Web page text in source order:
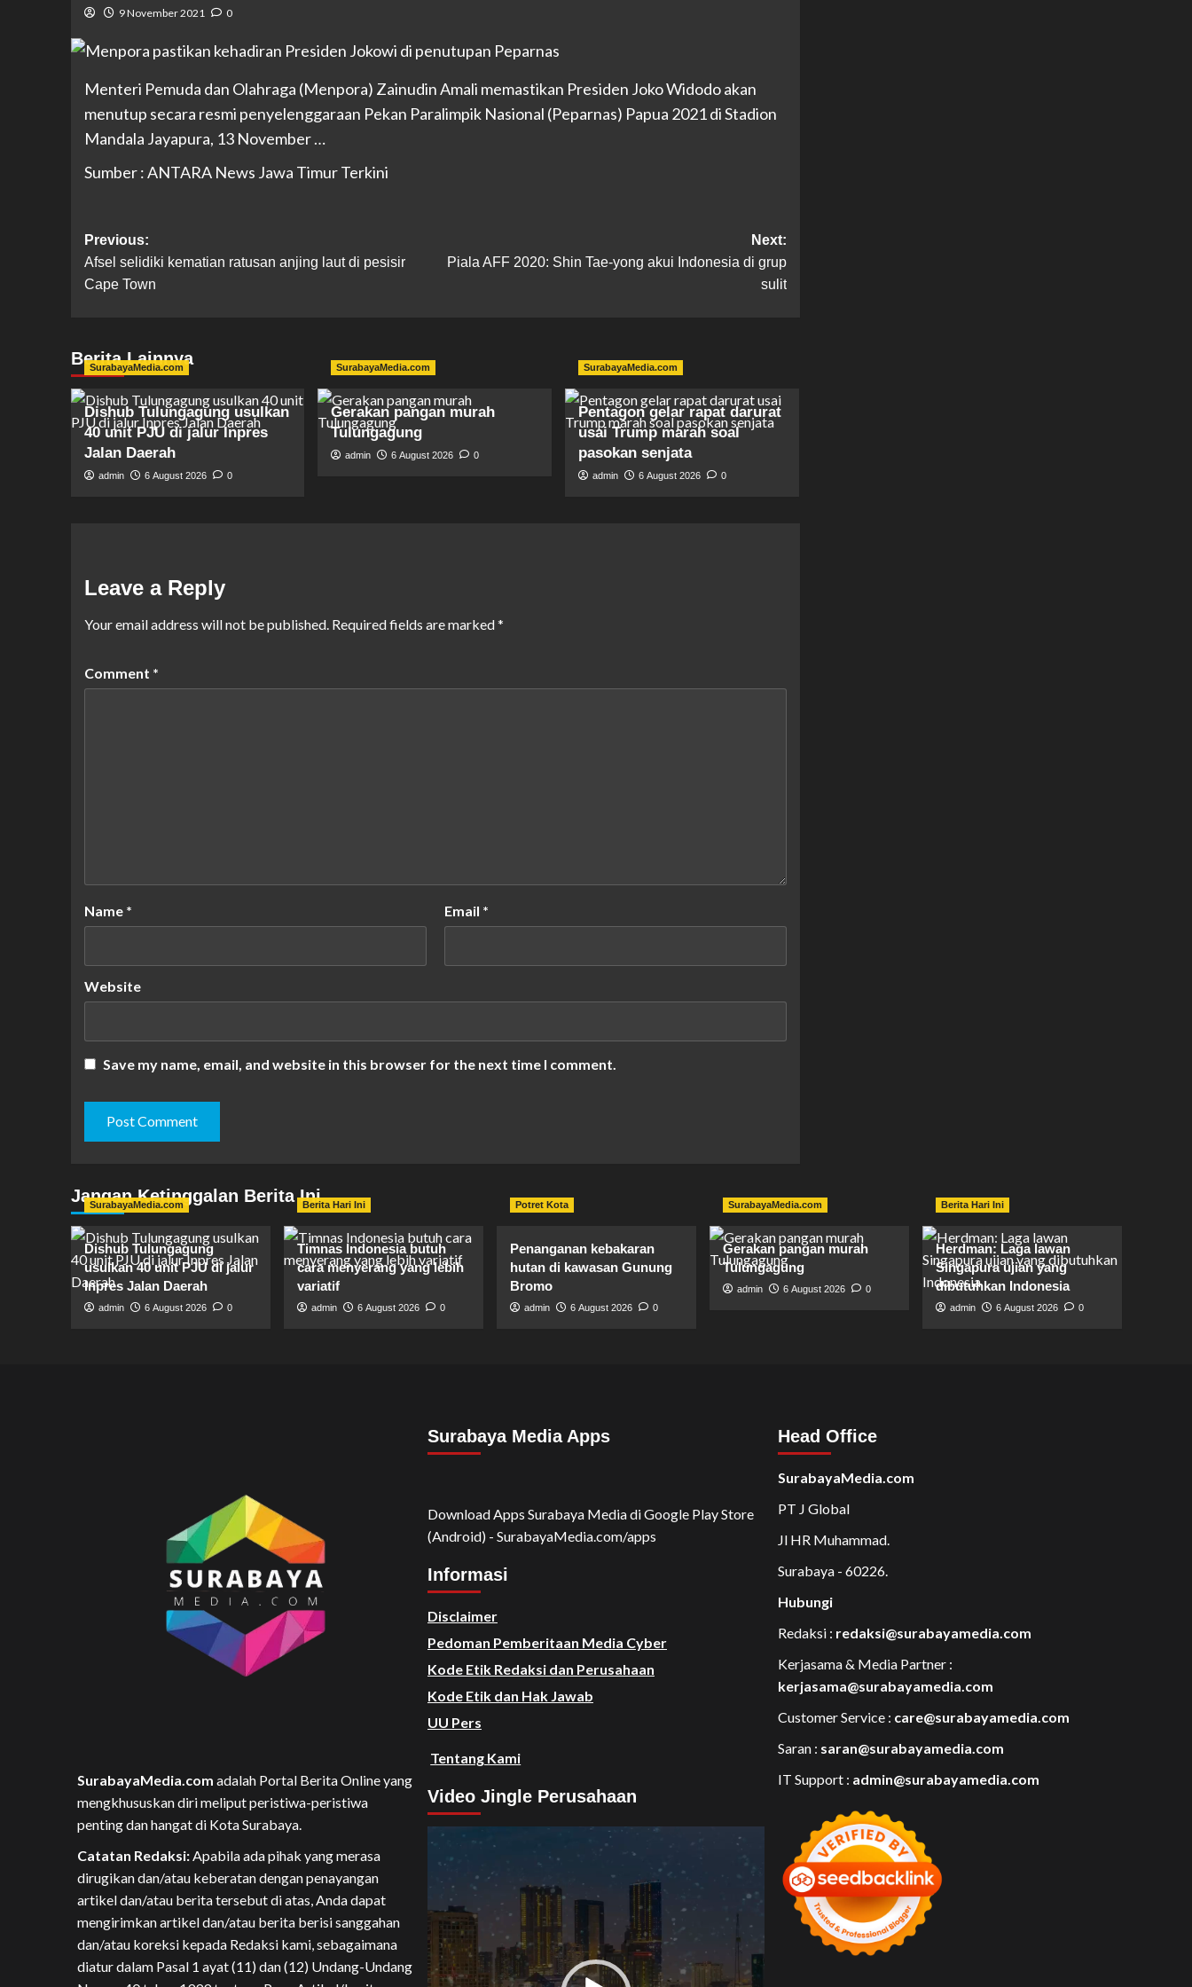
9 November 2021 0
Menteri Pemuda dan Olahraga (Menpora) Zainudin Amali memastikan Presiden Joko Widodo akan
menutup secara resmi penyelenggaraan Pekan Paralimpik Nasional (Peparnas) Papua 2021 di Stadion
Mandala Jayapura, 13 November …
Sumber : ANTARA News Jawa Timur Terkini
Previous:
Afsel selidiki kematian ratusan anjing laut di pesisir
Cape Town
Next:
Piala AFF 2020: Shin Tae-yong akui Indonesia di grup
sulit
Berita Lainnya
SurabayaMedia.com
Dishub Tulungagung usulkan
40 unit PJU di jalur Inpres
Jalan Daerah
admin 6 August 2026 0
SurabayaMedia.com
Gerakan pangan murah
Tulungagung
admin 6 August 2026 0
SurabayaMedia.com
Pentagon gelar rapat darurat
usai Trump marah soal
pasokan senjata
admin 6 August 2026 0
Leave a Reply
Your email address will not be published. Required fields are marked*
Comment *
Name * Email *
Website
Save my name, email, and website in this browser for the next time I comment.
Jangan Ketinggalan Berita Ini
SurabayaMedia.com
Dishub Tulungagung
usulkan 40 unit PJU di jalur
Inpres Jalan Daerah
admin 6 August 2026 0
Berita Hari Ini
Timnas Indonesia butuh
cara menyerang yang lebih
variatif
admin 6 August 2026 0
Potret Kota
Penanganan kebakaran
hutan di kawasan Gunung
Bromo
admin 6 August 2026 0
SurabayaMedia.com
Gerakan pangan murah
Tulungagung
admin 6 August 2026 0
Berita Hari Ini
Herdman: Laga lawan
Singapura ujian yang
dibutuhkan Indonesia
admin 6 August 2026 0
SurabayaMedia.com adalah Portal Berita Online yang
mengkhususkan diri meliput peristiwa-peristiwa
penting dan hangat di Kota Surabaya.
Catatan Redaksi:Apabila ada pihak yang merasa
dirugikan dan/atau keberatan dengan penayangan
artikel dan/atau berita tersebut di atas, Anda dapat
mengirimkan artikel dan/atau berita berisi sanggahan
dan/atau koreksi kepada Redaksi kami, sebagaimana
diatur dalam Pasal 1 ayat (11) dan (12) Undang-Undang
Surabaya Media Apps
Download Apps Surabaya Media di Google Play Store
(Android) - SurabayaMedia.com/apps
Informasi
Disclaimer
Pedoman Pemberitaan Media Cyber
Kode Etik Redaksi dan Perusahaan
Kode Etik dan Hak Jawab
UU Pers
Tentang Kami
Video Jingle Perusahaan
Video
Player
Head Office
SurabayaMedia.com
PT J Global
Jl HR Muhammad.
Surabaya - 60226.
Hubungi
Redaksi : redaksi@surabayamedia.com
Kerjasama & Media Partner :
kerjasama@surabayamedia.com
Customer Service : care@surabayamedia.com
Saran : saran@surabayamedia.com
IT Support : admin@surabayamedia.com